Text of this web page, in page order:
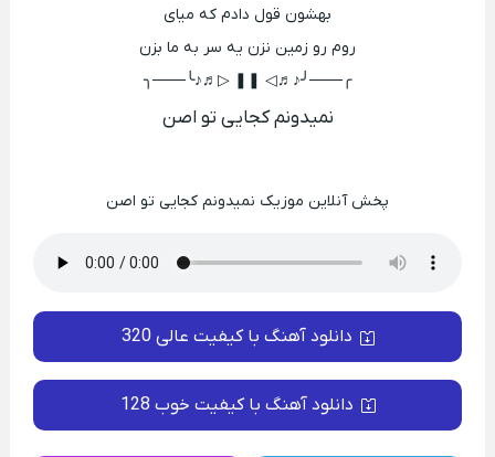
بهشون قول دادم که میای
روم رو زمین نزن یه سر به ما بزن
╭───╯♪♬◁ ❚❚ ▷♬♪╰───╮
نمیدونم کجایی تو اصن
پخش آنلاین موزیک نمیدونم کجایی تو اصن
دانلود آهنگ با کیفیت عالی 320
دانلود آهنگ با کیفیت خوب 128